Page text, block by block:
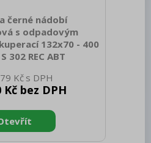
černé nádobí
s odpadovým
132x70 - 400
302 REC ABT
RM Rinse+ 10 kg
kód: 00011977 Šířka
[mm]: 2187 Hmotnost
Šířka brutto [mm]:
Kč
Kč bez DPH